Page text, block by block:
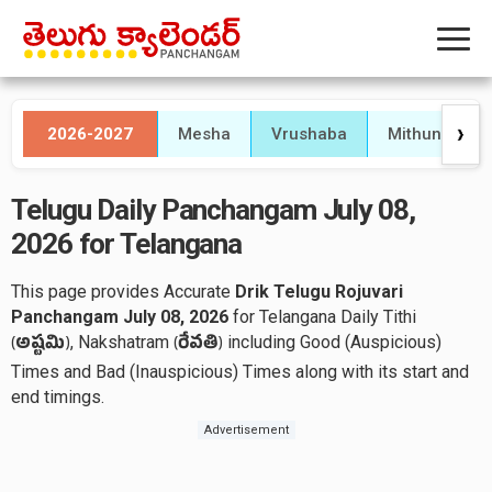
2026-2027 Mesha Vrushaba Mithuna ❯
Telugu Daily Panchangam July 08,
2026 for Telangana
This page provides Accurate Drik Telugu Rojuvari
Panchangam July 08, 2026 for Telangana Daily Tithi
(అష్టమి), Nakshatram (రేవతి) including Good (Auspicious)
Times and Bad (Inauspicious) Times along with its start and
end timings.
Advertisement